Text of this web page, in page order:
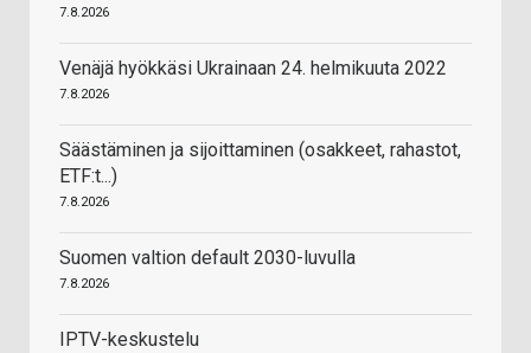
7.8.2026
Venäjä hyökkäsi Ukrainaan 24. helmikuuta 2022
7.8.2026
Säästäminen ja sijoittaminen (osakkeet, rahastot,
ETF:t...)
7.8.2026
Suomen valtion default 2030-luvulla
7.8.2026
IPTV-keskustelu